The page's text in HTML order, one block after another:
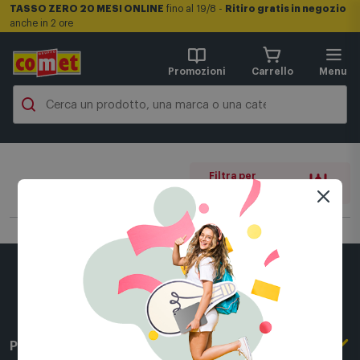
TASSO ZERO 20 MESI ONLINE fino al 19/8 - Ritiro gratis in negozio
anche in 2 ore
Promozioni Carrello Menu
Filtra per
0 filtri attivi
Per conoscerci meglio